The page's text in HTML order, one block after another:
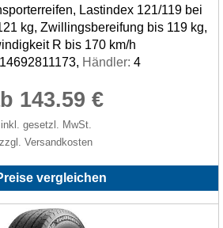
Lastindex 121/119 bei
kg, Zwillingsbereifung bis 119 kg,
R bis 170 km/h
Händler: 4
143.59 €
inkl. gesetzl. MwSt.
zzgl. Versandkosten
vergleichen